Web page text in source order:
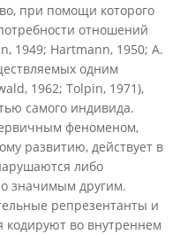
при помощи которого
отношений
1949; Hartmann, 1950; A.
одним
1962; Tolpin, 1971),
самого индивида.
феноменом,
развитию, действует в
либо
значимым другим.
репрезентанты и
кодируют во внутреннем